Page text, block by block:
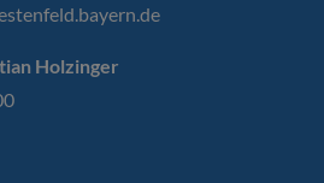
Holzinger